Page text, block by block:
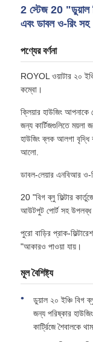
পণ্য
ভিডিও
কারখানা ভ্রমণ
মান নিয়ন্ত্রণ
আর ও সিস্টেম
2 স্টেজ 20 "ডুয়াল
এবং ডাবল ও-রিং সহ
পণ্যের বর্ণনা
ROYOL ওয়াটার ২০
কম্বো।
ক্লিয়ার হাউজিং আপনাকে
জন্য কার্টিজগুলিতে ময়লা
হাউজিং ব্লক আলগা বৃদ্ধি
আলো.
ডাবল-লেয়ার এনবিআর ও-
20 "বিগ ব্লু ফিল্টার
আউটপুট পোর্ট সহ
পুরো বাড়ির প্রাক-
"আকারও পাওয়া যায়।
মূল বৈশিষ্ট্য
ডুয়াল ২০ ইঞ্চি বিগ
জন্য পরিষ্কার
কার্ট্রিজে শৈবালকে